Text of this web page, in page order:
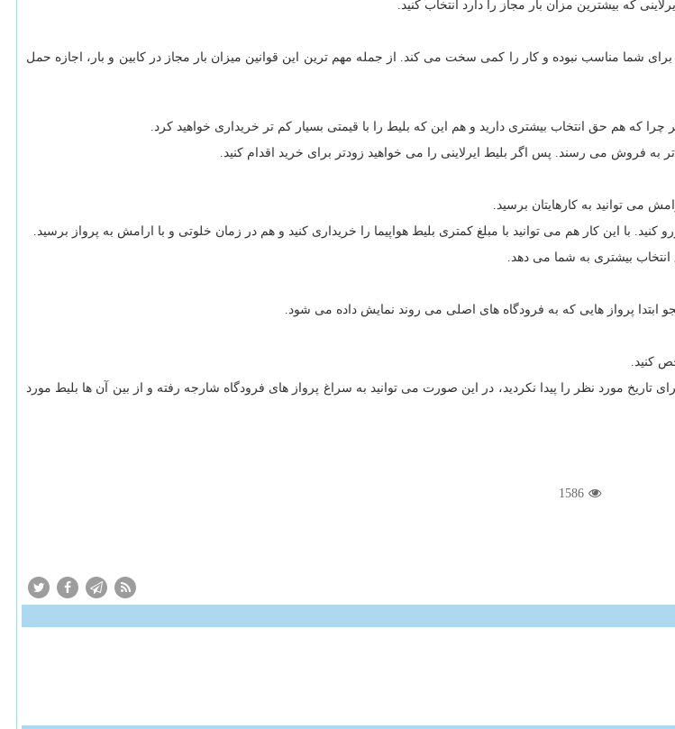
که بیشترین مزان بار مجاز را دارد انتخاب کنید.
شما مناسب نبوده و کار را کمی سخت می کند. از جمله مهم ترین این قوانین میزان بار مجاز در کابین و بار، اجازه حمل
که هم حق انتخاب بیشتری دارید و هم این که بلیط را با قیمتی بسیار کم تر خریداری خواهید کرد.
به فروش می رسند. پس اگر بلیط ایرلاینی را می خواهید زودتر برای خرید اقدام کنید.
می توانید به کارهایتان برسید.
با این کار هم می توانید با مبلغ کمتری بلیط هواپیما را خریداری کنید و هم در زمان خلوتی و با ارامش به پرواز برسید.
بیشتری به شما می دهد.
ابتدا پرواز هایی که به فرودگاه های اصلی می روند نمایش داده می شود.
کنید.
تاریخ مورد نظر را پیدا نکردید، در این صورت می توانید به سراغ پرواز های فرودگاه شارجه رفته و از بین آن ها بلیط مورد
1586